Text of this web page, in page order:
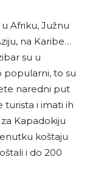
Afriku, Južnu
na Karibe…
su u
to su
naredni put
turista i imati ih
Kapadokiju
koštaju
i do 200